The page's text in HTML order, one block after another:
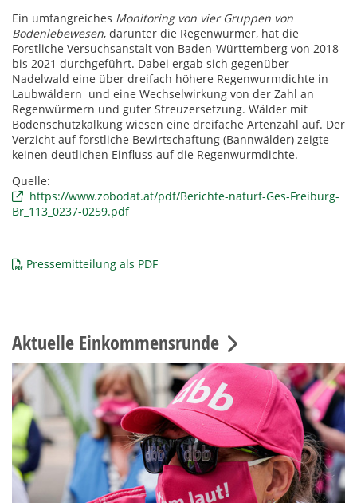
Ein umfangreiches Monitoring von vier Gruppen von
Bodenlebewesen, darunter die Regenwürmer, hat die
Forstliche Versuchsanstalt von Baden-Württemberg von 2018
bis 2021 durchgeführt. Dabei ergab sich gegenüber
Nadelwald eine über dreifach höhere Regenwurmdichte in
Laubwäldern und eine Wechselwirkung von der Zahl an
Regenwürmern und guter Streuzersetzung. Wälder mit
Bodenschutzkalkung wiesen eine dreifache Artenzahl auf. Der
Verzicht auf forstliche Bewirtschaftung (Bannwälder) zeigte
keinen deutlichen Einfluss auf die Regenwurmdichte.
Quelle:
https://www.zobodat.at/pdf/Berichte-naturf-Ges-Freiburg-
Br_113_0237-0259.pdf
Pressemitteilung als PDF
Aktuelle Einkommensrunde